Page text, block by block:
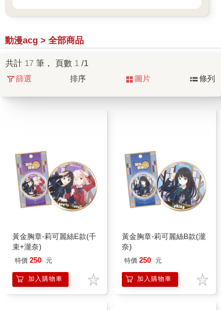
動漫acg > 全部商品
共計 17 筆， 頁數 1 /1
篩選 排序 圖片 條列
黃金胸章-莉可麗絲E款(千
束+瀧奈)
特價 250 元
加入購物車
黃金胸章-莉可麗絲B款(瀧
奈)
特價 250 元
加入購物車